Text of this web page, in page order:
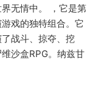
无情中。 ，它是第
戏的独特组合。它
战斗、掠夺、挖
沙盒RPG。纳兹甘